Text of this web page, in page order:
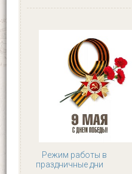
Режим работы в
праздничные дни